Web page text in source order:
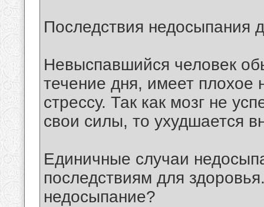
Последствия недосыпания
Невыспавшийся человек
течение дня, имеет плохое
стрессу. Так как мозг не
свои силы, то ухудшается
Единичные случаи
последствиям для
недосыпание?